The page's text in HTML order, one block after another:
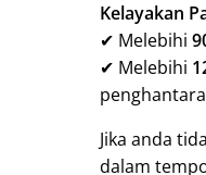
Kelayakan
✔ Melebihi
✔ Melebihi
Jika anda
dalam